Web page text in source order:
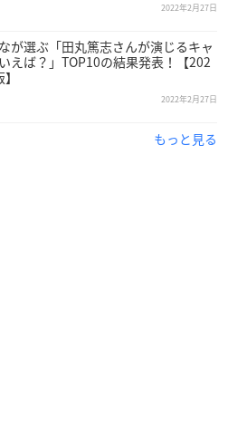
で現在アクセルワンに所属してお
！」西遠寺彷徨役で、当時中学2
。
を中心に活躍し、2005年の「交響
2022年2月27日
が選ぶ「田丸篤志さんが演じるキャ
えば？」TOP10の結果発表！【202
2022年2月27日
もっと見る